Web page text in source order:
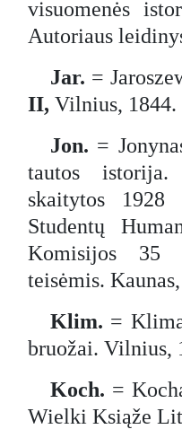
visuomenės
Autoriaus
Jar. =
II, Vilnius, 1844.
Jon. =
tautos
skaitytos 1928
Studentų
Komisijos 35
teisėmis.
Klim. =
bruožai. Vilnius,
Koch. =
Wielki Ksiąže